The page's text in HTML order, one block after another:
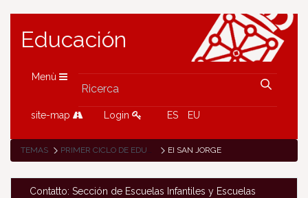
Educación
Menù
site-map Login ES EU
TEMAS PRIMER CICLO DE EDUCACIÓN INFANTIL (0-3 AÑOS) EI SAN JORGE
Contatto: Sección de Escuelas Infantiles y Escuelas